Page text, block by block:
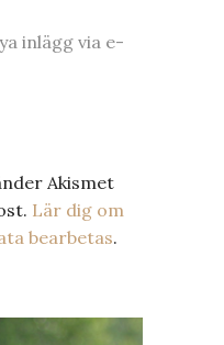
inlägg via e-
Akismet
Lär dig om
bearbetas.